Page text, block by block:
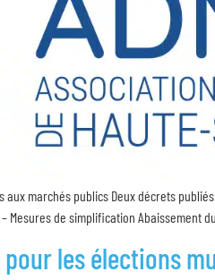
marchés publics Deux décrets
Mesures de simplification Abaissement
pour les élections